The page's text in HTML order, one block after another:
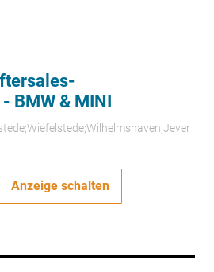
BMW & MINI
Anzeige schalten